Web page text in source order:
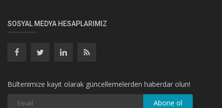
SOSYAL MEDYA HESAPLARIMIZ
Bültenimize kayıt olarak güncellemelerden haberdar olun!
Abone ol